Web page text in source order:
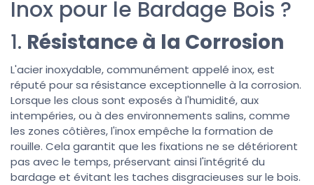
Inox pour le Bardage Bois ?
1. Résistance à la Corrosion
L'acier inoxydable, communément appelé inox, est
réputé pour sa résistance exceptionnelle à la corrosion.
Lorsque les clous sont exposés à l'humidité, aux
intempéries, ou à des environnements salins, comme
les zones côtières, l'inox empêche la formation de
rouille. Cela garantit que les fixations ne se détériorent
pas avec le temps, préservant ainsi l'intégrité du
bardage et évitant les taches disgracieuses sur le bois.